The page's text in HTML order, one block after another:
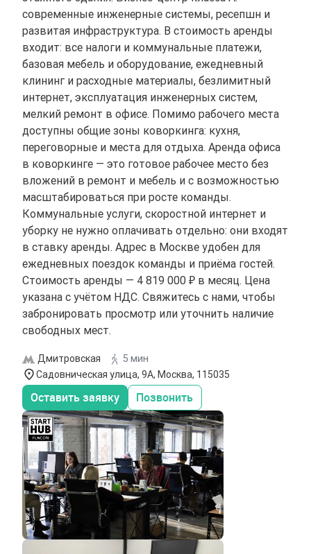
современные инженерные системы, ресепшн и
развитая инфраструктура. В стоимость аренды
входит: все налоги и коммунальные платежи,
базовая мебель и оборудование, ежедневный
клининг и расходные материалы, безлимитный
интернет, эксплуатация инженерных систем,
мелкий ремонт в офисе. Помимо рабочего места
доступны общие зоны коворкинга: кухня,
переговорные и места для отдыха. Аренда офиса
в коворкинге — это готовое рабочее место без
вложений в ремонт и мебель и с возможностью
масштабироваться при росте команды.
Коммунальные услуги, скоростной интернет и
уборку не нужно оплачивать отдельно: они входят
в ставку аренды. Адрес в Москве удобен для
ежедневных поездок команды и приёма гостей.
Стоимость аренды — 4 819 000 ₽ в месяц. Цена
указана с учётом НДС. Свяжитесь с нами, чтобы
забронировать просмотр или уточнить наличие
свободных мест.
Дмитровская
5 мин
Садовническая улица, 9А, Москва, 115035
Оставить заявку Позвонить